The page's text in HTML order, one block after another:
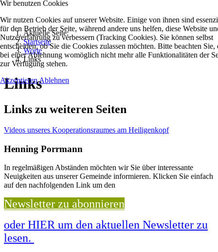
Aktuelle Seite:
Startseite
Worte
Links
Links
Links zu weiteren Seiten
Videos unseres Kooperationsraumes am Heiligenkopf
Henning Porrmann
In regelmäßigen Abständen möchten wir Sie über interessante
Neuigkeiten aus unserer Gemeinde informieren. Klicken Sie einfach
auf den nachfolgenden Link um den
Newsletter zu abonnieren
oder HIER um den aktuellen Newsletter zu
lesen.
Wir benutzen Cookies
Wir nutzen Cookies auf unserer Website. Einige von ihnen sind
für den Betrieb der Seite, während andere uns helfen, diese Website
Nutzererfahrung zu verbessern (Tracking Cookies). Sie können selbst
entscheiden, ob Sie die Cookies zulassen möchten. Bitte beachten Sie,
bei einer Ablehnung womöglich nicht mehr alle Funktionalitäten der
zur Verfügung stehen.
AkzeptierenAblehnen